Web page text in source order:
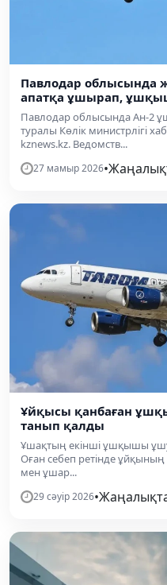
Павлодар облысында
апатқа ұшырап,
Павлодар облысында Ан-2
туралы Көлік министрлігі
kznews.kz. Ведомств...
27 мамыр 2026•
Ұйқысы қанбаған
танып қалды
Ұшақтың екінші ұшқышы ұшу
Оған себеп ретінде
мен ұшар...
29 сәуір 2026•